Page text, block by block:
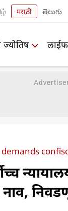
मराठी తెలుగు
ज्योतिष